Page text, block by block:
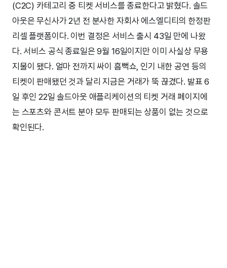
(C2C) 카테고리 중 티켓 서비스를 종료한다고 밝혔다. 솔드
아웃은 무신사가 2년 전 분사한 자회사 에스엘디티의 한정판
리셀 플랫폼이다. 이번 결정은 서비스 출시 43일 만에 나왔
다. 서비스 공식 종료일은 9월 16일이지만 이미 사실상 무용
지물이 됐다. 얼마 전까지 싸이 흠뻑쇼, 인기 내한 공연 등의
티켓이 판매됐던 것과 달리 지금은 거래가 뚝 끊겼다. 발표 6
일 후인 22일 솔드아웃 애플리케이션의 티켓 거래 페이지에
는 스포츠와 콘서트 분야 모두 판매되는 상품이 없는 것으로
확인된다.